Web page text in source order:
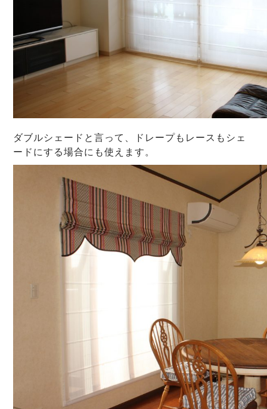
ダブルシェードと言って、ドレープもレースもシェ
ードにする場合にも使えます。